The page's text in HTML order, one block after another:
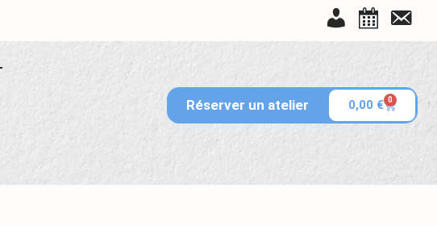
Tableau de bord
Réservations
Contact
Réserver un atelier 0,00 € 0